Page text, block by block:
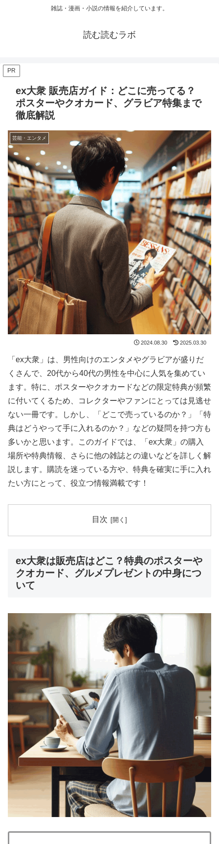
雑誌・漫画・小説の情報を紹介しています。
読む読むラボ
PR
ex大衆 販売店ガイド：どこに売ってる？
ポスターやクオカード、グラビア特集まで
徹底解説
芸能・エンタメ
2024.08.30 2025.03.30
「ex大衆」は、男性向けのエンタメやグラビアが盛りだ
くさんで、20代から40代の男性を中心に人気を集めてい
ます。特に、ポスターやクオカードなどの限定特典が頻繁
に付いてくるため、コレクターやファンにとっては見逃せ
ない一冊です。しかし、「どこで売っているのか？」「特
典はどうやって手に入れるのか？」などの疑問を持つ方も
多いかと思います。このガイドでは、「ex大衆」の購入
場所や特典情報、さらに他の雑誌との違いなどを詳しく解
説します。購読を迷っている方や、特典を確実に手に入れ
たい方にとって、役立つ情報満載です！
目次
ex大衆は販売店はどこ？特典のポスターや
クオカード、グルメプレゼントの中身につ
いて